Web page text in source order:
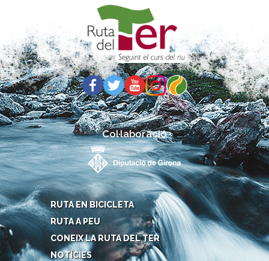
Col·laboració
RUTA EN BICICLETA
RUTA A PEU
CONEIX LA RUTA DEL TER
NOTÍCIES